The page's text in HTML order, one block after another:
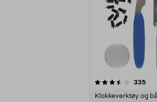
335
Klokkeverktøy og
3.5av 5